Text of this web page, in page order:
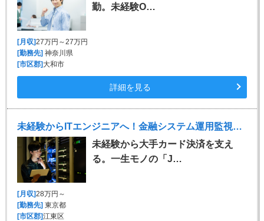
勤。未経験O…
[月収]27万円～27万円
[勤務先]神奈川県
[市区郡]大和市
詳細を見る
未経験からITエンジニアへ！金融システム運用監視（JP1が学べる）
未経験から大手カード決済を支え
る。一生モノの「J…
[月収]28万円～
[勤務先]東京都
[市区郡]江東区